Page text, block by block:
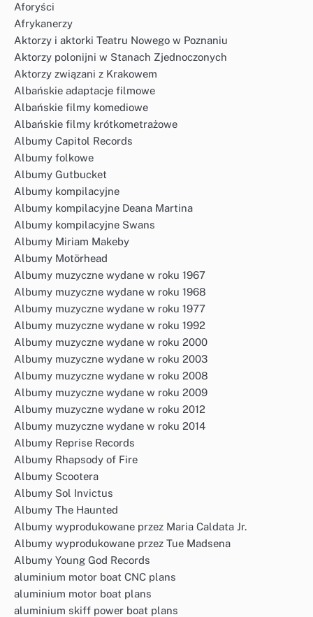
Aforyści
Afrykanerzy
Aktorzy i aktorki Teatru Nowego w Poznaniu
Aktorzy polonijni w Stanach Zjednoczonych
Aktorzy związani z Krakowem
Albańskie adaptacje filmowe
Albańskie filmy komediowe
Albańskie filmy krótkometrażowe
Albumy Capitol Records
Albumy folkowe
Albumy Gutbucket
Albumy kompilacyjne
Albumy kompilacyjne Deana Martina
Albumy kompilacyjne Swans
Albumy Miriam Makeby
Albumy Motörhead
Albumy muzyczne wydane w roku 1967
Albumy muzyczne wydane w roku 1968
Albumy muzyczne wydane w roku 1977
Albumy muzyczne wydane w roku 1992
Albumy muzyczne wydane w roku 2000
Albumy muzyczne wydane w roku 2003
Albumy muzyczne wydane w roku 2008
Albumy muzyczne wydane w roku 2009
Albumy muzyczne wydane w roku 2012
Albumy muzyczne wydane w roku 2014
Albumy Reprise Records
Albumy Rhapsody of Fire
Albumy Scootera
Albumy Sol Invictus
Albumy The Haunted
Albumy wyprodukowane przez Maria Caldata Jr.
Albumy wyprodukowane przez Tue Madsena
Albumy Young God Records
aluminium motor boat CNC plans
aluminium motor boat plans
aluminium skiff power boat plans